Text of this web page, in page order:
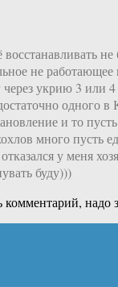
не
не
укрию 3 или
одного
и то
много пусть
у меня
буду)))
надо